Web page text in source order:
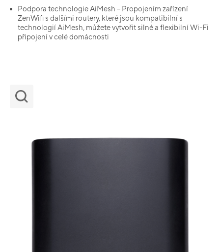
Podpora technologie AiMesh – Propojením zařízení
ZenWifi s dalšími routery, které jsou kompatibilní s
technologií AiMesh, můžete vytvořit silné a flexibilní Wi-Fi
připojení v celé domácnosti